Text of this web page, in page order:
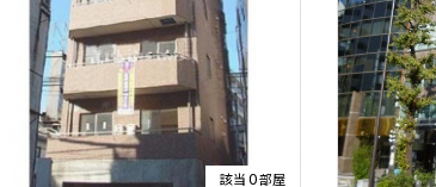
該当0部屋